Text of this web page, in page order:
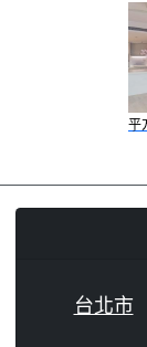
平
有
台北市